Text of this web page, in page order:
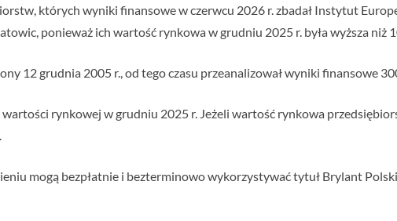
których wyniki finansowe w czerwcu 2026 r. zbadał Instytut
ponieważ ich wartość rynkowa w grudniu 2025 r. była wyższa niż
12 grudnia 2005 r., od tego czasu przeanalizował wyniki finansowe
rynkowej w grudniu 2025 r. Jeżeli wartość rynkowa
mogą bezpłatnie i bezterminowo wykorzystywać tytuł Brylant